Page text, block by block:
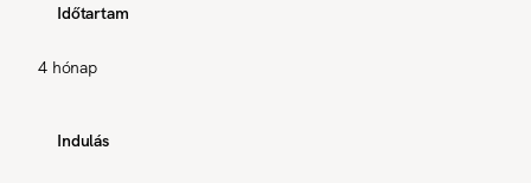
Időtartam
4 hónap
Indulás